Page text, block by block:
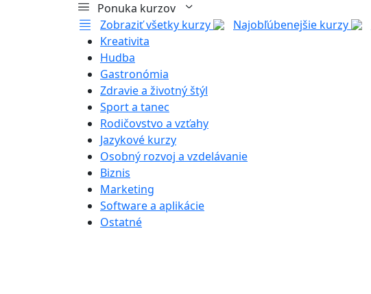
Ponuka kurzov
Zobraziť všetky kurzy
Najobľúbenejšie kurzy
Kreativita
Hudba
Gastronómia
Zdravie a životný štýl
Sport a tanec
Rodičovstvo a vzťahy
Jazykové kurzy
Osobný rozvoj a vzdelávanie
Biznis
Marketing
Software a aplikácie
Ostatné